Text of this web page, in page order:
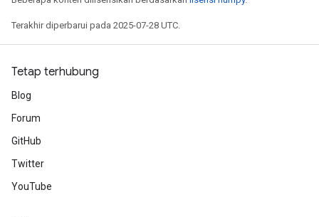
Terakhir diperbarui pada 2025-07-28 UTC.
Tetap terhubung
Blog
Forum
GitHub
Twitter
YouTube